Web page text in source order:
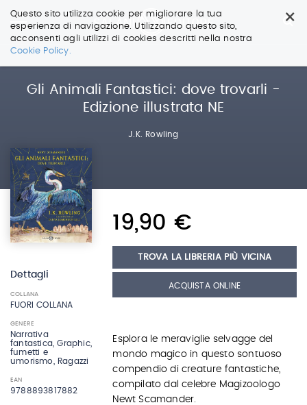
×
Questo sito utilizza cookie per migliorare la tua
esperienza di navigazione. Utilizzando questo sito,
acconsenti agli utilizzi di cookies descritti nella nostra
Cookie Policy.
Salta
SaltaGli Animali Fantastici: dove trovarli -
Edizione illustrata NE
J.K. Rowling
Dettagli
COLLANA
FUORI COLLANA
GENERE
Narrativa
fantastica, Graphic,
fumetti e
umorismo, Ragazzi
EAN
9788893817882
19,90 €
TROVA LA LIBRERIA PIÙ VICINA
ACQUISTA ONLINE
Esplora le meraviglie selvagge del
mondo magico in questo sontuoso
compendio di creature fantastiche,
compilato dal celebre Magizoologo
Newt Scamander.